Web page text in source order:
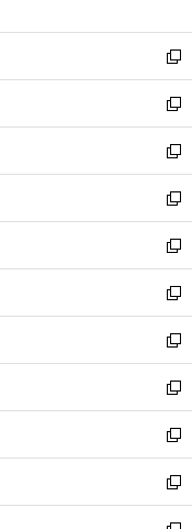
開
く
ウ
で
開
く
ン
ド
ウ
で
開
く
ウ
ィ
ン
ド
ウ
で
開
く
新
し
い
ウ
ィ
ン
ド
ウ
で
開
く
新
し
い
ウ
ィ
ン
ド
ウ
で
開
く
新
し
い
ウ
ィ
ン
ド
ウ
で
開
く
新
し
い
ウ
ィ
ン
ド
ウ
で
開
く
新
し
い
ウ
ィ
ン
ド
ウ
で
開
く
新
し
い
ウ
ィ
ン
ド
ウ
で
開
新
し
い
ウ
ィ
ン
ド
ウ
新
し
い
ウ
ィ
ン
新
し
い
ウ
新
し